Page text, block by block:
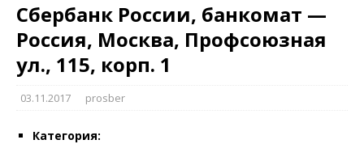
Сбербанк России, банкомат —
Россия, Москва, Профсоюзная
ул., 115, корп. 1
03.11.2017 prosber
Категория: